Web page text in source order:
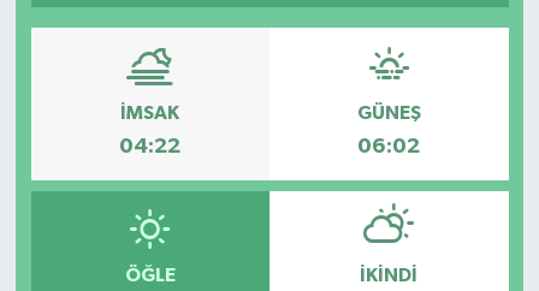
İMSAK
04:22
GÜNEŞ
06:02
ÖĞLE İKINDI
Türkiye